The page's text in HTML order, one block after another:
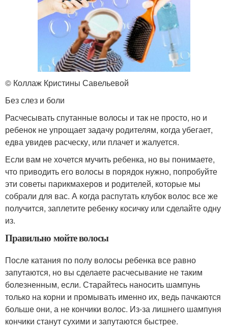
© Коллаж Кристины Савельевой
Без слез и боли
Расчесывать спутанные волосы и так не просто, но и
ребенок не упрощает задачу родителям, когда убегает,
едва увидев расческу, или плачет и жалуется.
Если вам не хочется мучить ребенка, но вы понимаете,
что приводить его волосы в порядок нужно, попробуйте
эти советы парикмахеров и родителей, которые мы
собрали для вас. А когда распутать клубок волос все же
получится, заплетите ребенку косичку или сделайте одну
из.
Правильно мойте волосы
После катания по полу волосы ребенка все равно
запутаются, но вы сделаете расчесывание не таким
болезненным, если. Старайтесь наносить шампунь
только на корни и промывать именно их, ведь пачкаются
больше они, а не кончики волос. Из-за лишнего шампуня
кончики станут сухими и запутаются быстрее.